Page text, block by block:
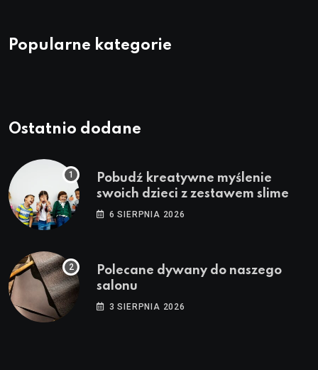
Popularne kategorie
Ostatnio dodane
Pobudź kreatywne myślenie
swoich dzieci z zestawem slime
6 SIERPNIA 2026
Polecane dywany do naszego
salonu
3 SIERPNIA 2026